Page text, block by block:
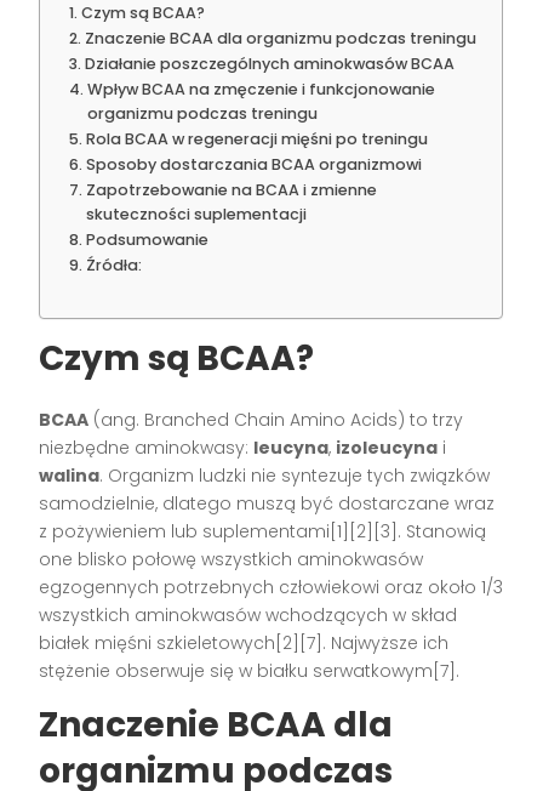
Czym są BCAA?
Znaczenie BCAA dla organizmu podczas treningu
Działanie poszczególnych aminokwasów BCAA
Wpływ BCAA na zmęczenie i funkcjonowanie
organizmu podczas treningu
Rola BCAA w regeneracji mięśni po treningu
Sposoby dostarczania BCAA organizmowi
Zapotrzebowanie na BCAA i zmienne
skuteczności suplementacji
Podsumowanie
Źródła:
Czym są BCAA?
BCAA (ang. Branched Chain Amino Acids) to trzy
niezbędne aminokwasy: leucyna, izoleucyna i
walina. Organizm ludzki nie syntezuje tych związków
samodzielnie, dlatego muszą być dostarczane wraz
z pożywieniem lub suplementami[1][2][3]. Stanowią
one blisko połowę wszystkich aminokwasów
egzogennych potrzebnych człowiekowi oraz około 1/3
wszystkich aminokwasów wchodzących w skład
białek mięśni szkieletowych[2][7]. Najwyższe ich
stężenie obserwuje się w białku serwatkowym[7].
Znaczenie BCAA dla
organizmu podczas